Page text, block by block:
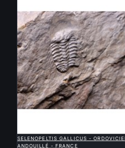
SELENOPELTIS GALLICUS -
ANDOUILLÉ - FRANCE